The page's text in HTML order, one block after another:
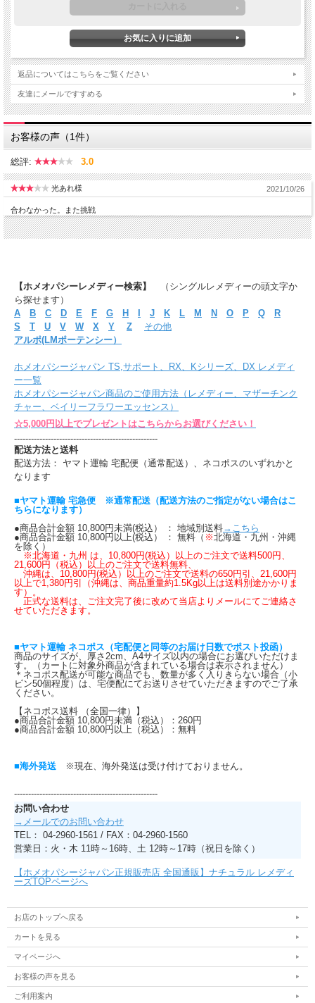
返品についてはこちらをご覧ください
友達にメールですすめる
お客様の声（1件）
総評: 3.0
光あれ様 2021/10/26
合わなかった。また挑戦
【ホメオパシーレメディー検索】
（シングルレメディーの頭文字か
ら探せます）
A
B C D E F G H J K L M N O P Q
R
S
T U V W X Y Z
その他
アルポ(LMポーテンシー）
ホメオパシージャパン TS,サポート、RX、Kシリーズ、DX レメディ
ー一覧
ホメオパシージャパン商品のご使用方法（レメディー、マザーチンク
チャー、ベイリーフラワーエッセンス）
☆5,000円以上でプレゼントはこちらからお選びください！
---------------------------------------------------
配送方法と送料
配送方法： ヤマト運輸 宅配便（通常配送）、ネコポスのいずれかと
なります
■ヤマト運輸 宅急便 ※通常配送（配送方法のご指定がない場合はこ
ちらになります）
●商品合計金額 10,800円未満(税込） ： 地域別送料→こちら
●商品合計金額 10,800円以上(税込） ： 無料（ ※北海道・九州・沖縄
を除く）
※北海道・九州 は、10,800円(税込）以上のご注文で送料500円、
21,600円（税込）以上のご注文で送料無料、
沖縄は、10,800円(税込）以上のご注文で送料の650円引、21,600円
以上で1,380円引（沖縄は、商品重量約1.5Kg以上は送料別途かかりま
す）。
正式な送料は、ご注文完了後に改めて当店よりメールにてご連絡さ
せていただきます。
■ヤマト運輸 ネコポス（宅配便と同等のお届け日数でポスト投函）
商品のサイズが、厚さ2cm、A4サイズ以内の場合にお選びいただけま
す。（カートに対象外商品が含まれている場合は表示されません）
＊ネコポス配送が可能な商品でも、数量が多く入りきらない場合（小
ビン50個程度）は、宅便配にてお送りさせていただきますのでご了承
ください。
【ネコポス送料 （全国一律）】
●商品合計金額 10,800円未満（税込）：260円
●商品合計金額 10,800円以上（税込）：無料
■海外発送 ※現在、海外発送は受け付けておりません。
---------------------------------------------------
お問い合わせ
→メールでのお問い合わせ
TEL： 04-2960-1561 / FAX：04-2960-1560
営業日：火・木 11時～16時、土 12時～17時（祝日を除く）
【ホメオパシージャパン正規販売店 全国通販】ナチュラル レメディ
ーズTOPページへ
お店のトップへ戻る
カートを見る
マイページへ
お客様の声を見る
ご利用案内